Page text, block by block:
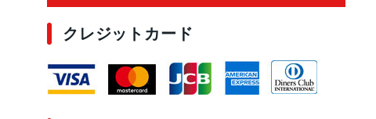
クレジットカード